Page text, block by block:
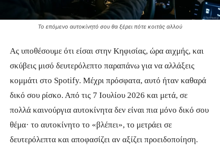
Το επόμενο αυτοκίνητό σου θα ξέρει πότε κοιτάς αλλού
Ας υποθέσουμε ότι είσαι στην Κηφισίας, ώρα αιχμής, και
σκύβεις μισό δευτερόλεπτο παραπάνω για να αλλάξεις
κομμάτι στο Spotify. Μέχρι πρόσφατα, αυτό ήταν καθαρά
δικό σου ρίσκο. Από τις 7 Ιουλίου 2026 και μετά, σε
πολλά καινούργια αυτοκίνητα δεν είναι πια μόνο δικό σου
θέμα· το αυτοκίνητο το «βλέπει», το μετράει σε
δευτερόλεπτα και αποφασίζει αν αξίζει προειδοποίηση.